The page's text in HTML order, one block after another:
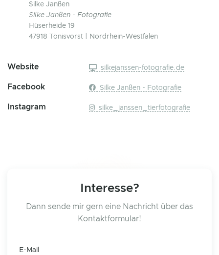
Silke Janßen
Silke Janßen - Fotografie
Hüserheide 19
47918 Tönisvorst | Nordrhein-Westfalen
Website silkejanssen-fotografie.de
Facebook Silke Janßen - Fotografie
Instagram silke_janssen_tierfotografie
Interesse?
Dann sende mir gern eine Nachricht über das
Kontaktformular!
E-Mail